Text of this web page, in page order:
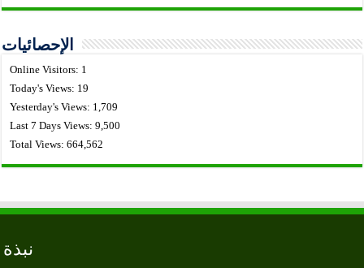
الإحصائيات
Online Visitors: 1
Today's Views: 19
Yesterday's Views: 1,709
Last 7 Days Views:9,500
Total Views:664,562
نبذة